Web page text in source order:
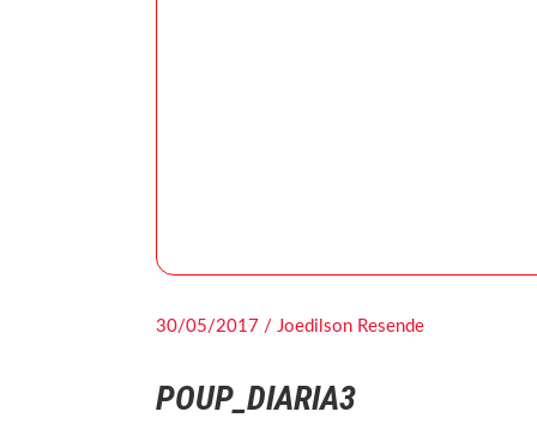
30/05/2017 / Joedilson Resende
POUP_DIARIA3